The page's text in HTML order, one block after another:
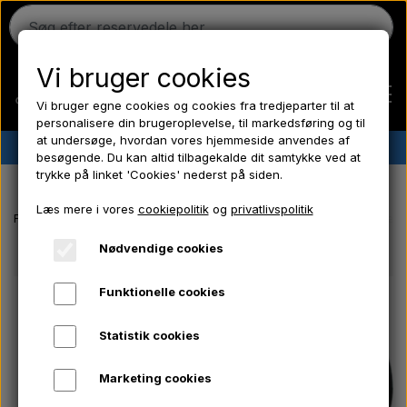
Ferguson
Massey Ferguson
✔︎ Dansk lager✔︎ Hurtig levering ✔︎ Lave priser
Forside Massey Ferguson reservedele Luftfilter - Udvendigt -
Vi bruger cookies
Vi bruger egne cookies og cookies fra tredjeparter til at
personalisere din brugeroplevelse, til markedsføring og til
at undersøge, hvordan vores hjemmeside anvendes af
besøgende. Du kan altid tilbagekalde dit samtykke ved at
trykke på linket 'Cookies' nederst på siden.
Læs mere i vores cookiepolitikog privatlivspolitik
Nødvendige cookies
Funktionelle cookies
Statistik cookies
Marketing cookies